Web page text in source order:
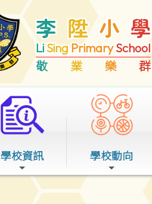
李 陞 小 學
LiSingPrimarySchool
敬
業 樂 群
學校資訊 學校動向